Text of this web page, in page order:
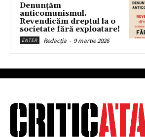
Denunțăm
anticomunismul.
Revendicăm dreptul la o
societate fără exploatare!
ENTER Redacția - 9 martie 2026